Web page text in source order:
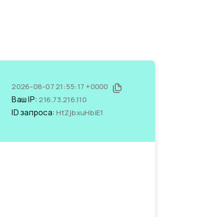
2026-08-07 21:55:17 +0000
Ваш IP:216.73.216.110
ID запроса:HtZjbxuHbiE1